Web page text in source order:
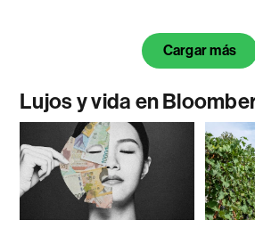
Cargar más
Lujos y vida en